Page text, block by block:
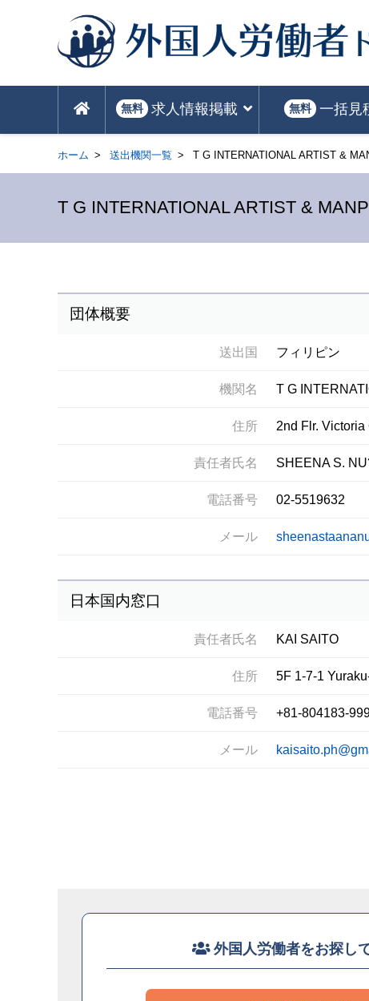
無料 求人情報掲載 無料 一括見
ホーム 送出機関一覧 T G INTERNATIONAL ARTIST &
T G INTERNATIONAL ARTIST &
団体概要
送出国 フィリピン
機関名 T G
住所 2nd Flr.
責任者氏名 SHEENA S.
電話番号 02-5519632
メール
日本国内窓口
責任者氏名 KAI SAITO
住所 5F 1-7-1
電話番号 +81-804183-
メール
外国人労働者をお探し